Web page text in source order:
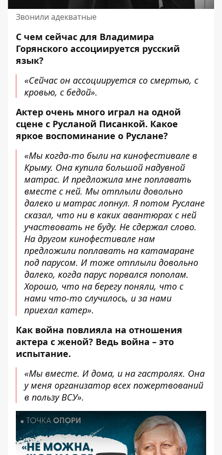
Звонили адекватные
С чем сейчас для Владимира
Горянского ассоциируется русский
язык?
«Сейчас он ассоциируется со смертью, с
кровью, с бедой».
Актер очень много играл на одной
сцене с Русланой Писанкой. Какое
яркое воспоминание о Руслане?
«Мы когда-то были на кинофестивале в
Крыму. Она купила большой надувной
матрас. И предложила мне поплавать
вместе с ней. Мы отплыли довольно
далеко и матрас лопнул. Я потом Руслане
сказал, что ни в каких авантюрах с ней
участвовать не буду. Не сдержал слово.
На другом кинофестивале нам
предложили поплавать на катамаране
под парусом. И тоже отплыли довольно
далеко, когда парус порвался пополам.
Хорошо, что на берегу поняли, что с
нами что-то случилось, и за нами
приехал катер».
Как война повлияла на отношения
актера с женой? Ведь война – это
испытание.
«Мы вместе. И дома, и на гастролях. Она
у меня организатор всех пожертвований
в пользу ВСУ».